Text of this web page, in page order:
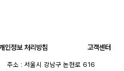
인정보 처리방침 고객센터
주소 : 서울시 강남구 논현로 616